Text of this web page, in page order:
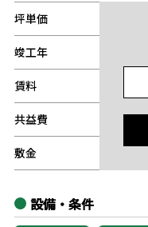
坪単価
竣工年
賃料
共益費
敷金
設備・条件